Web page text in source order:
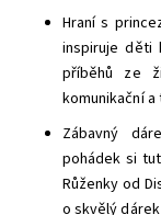
Hraní s
inspiruje děti
příběhů ze
komunikační
Zábavný
pohádek si
Růženky od
o skvělý